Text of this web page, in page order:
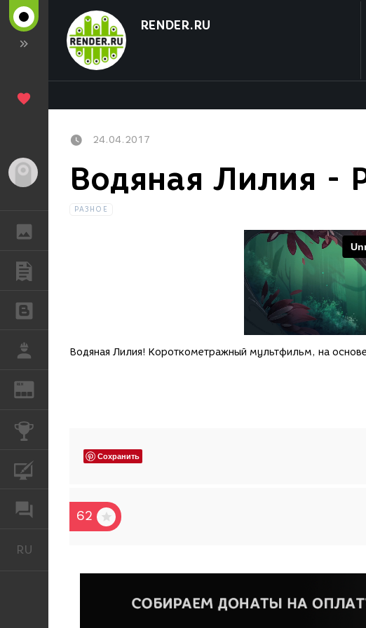
РАБОТА
REN
ФОРУМ
RU
RENDER.RU
24.04.2017
Водяная Лилия -
РАЗНОЕ
Водяная Лилия! Короткометражный мультфильм, на
Сохранить
62